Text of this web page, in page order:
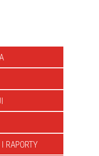
RAPORTY